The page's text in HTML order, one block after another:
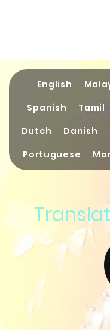
English
Spanish
Tamil
Dutch
Danish
Portuguese